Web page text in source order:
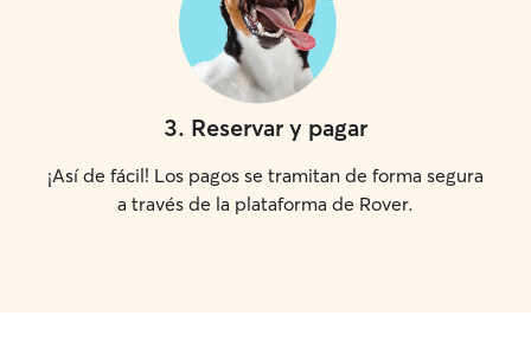
3. Reservar y pagar
¡Así de fácil! Los pagos se tramitan de forma segura
a través de la plataforma de Rover.